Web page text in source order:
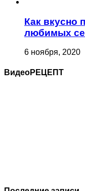
Как вкусно
любимых
6 ноября, 2020
ВидеоРЕЦЕПТ